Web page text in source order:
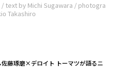
text by Michi Sugawara / photogra
Takashiro
佐藤琢磨×デロイト トーマツが語るニ